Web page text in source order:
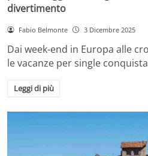
divertimento
Fabio Belmonte 3 Dicembre 2025
Dai week-end in Europa alle
le vacanze per single
Leggi di più